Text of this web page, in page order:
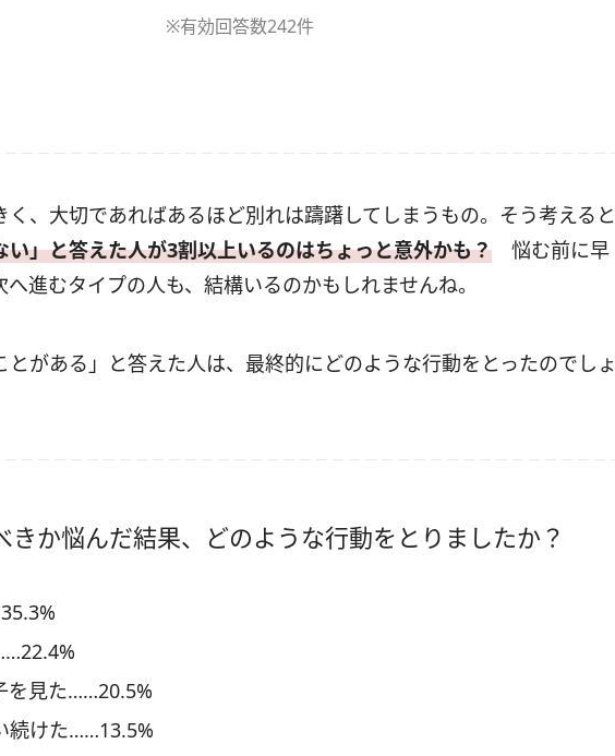
※有効回答数242件
く、大切であればあるほど別れは躊躇してしまうもの。そう考えると
い」と答えた人が3割以上いるのはちょっと意外かも？ 悩む前に早
進むタイプの人も、結構いるのかもしれませんね。
とがある」と答えた人は、最終的にどのような行動をとったのでしょ
きか悩んだ結果、どのような行動をとりましたか？
を見た……20.5%
続けた……13.5%